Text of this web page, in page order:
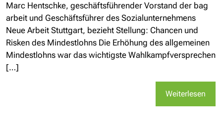
Marc Hentschke, geschäftsführender Vorstand der bag
arbeit und Geschäftsführer des Sozialunternehmens
Neue Arbeit Stuttgart, bezieht Stellung: Chancen und
Risken des Mindestlohns Die Erhöhung des allgemeinen
Mindestlohns war das wichtigste Wahlkampfversprechen
[…]
Weiterlesen